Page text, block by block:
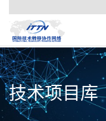
技术项目库